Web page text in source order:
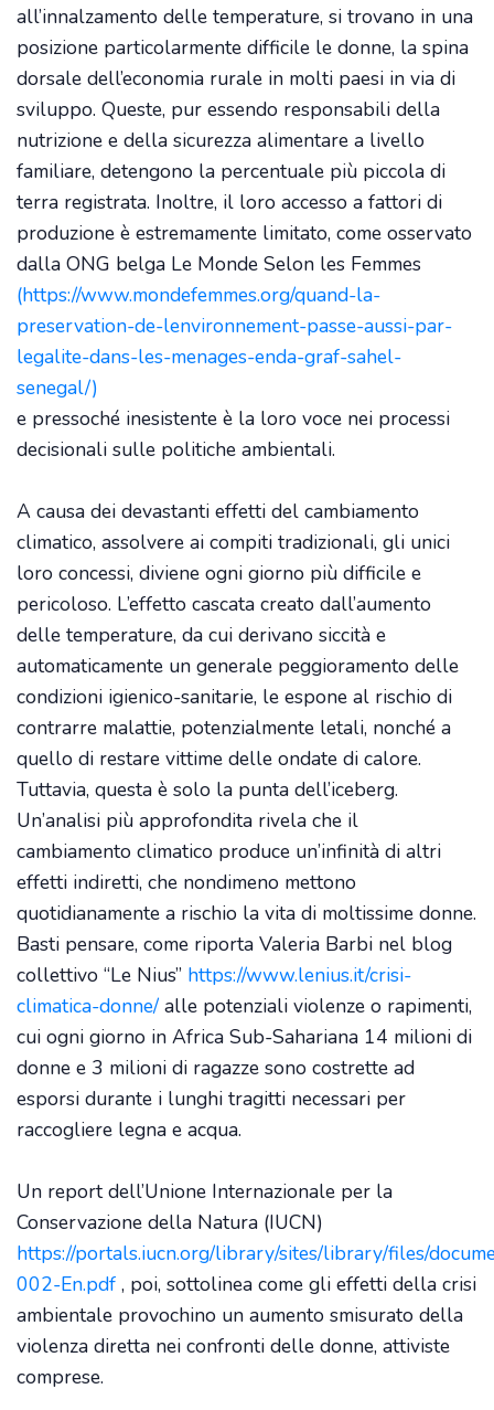
all’innalzamento delle temperature, si trovano in una
posizione particolarmente difficile le donne, la spina
dorsale dell’economia rurale in molti paesi in via di
sviluppo. Queste, pur essendo responsabili della
nutrizione e della sicurezza alimentare a livello
familiare, detengono la percentuale più piccola di
terra registrata. Inoltre, il loro accesso a fattori di
produzione è estremamente limitato, come osservato
dalla ONG belga Le Monde Selon les Femmes
(https://www.mondefemmes.org/quand-la-
preservation-de-lenvironnement-passe-aussi-par-
legalite-dans-les-menages-enda-graf-sahel-
senegal/)
e pressoché inesistente è la loro voce nei processi
decisionali sulle politiche ambientali.
A causa dei devastanti effetti del cambiamento
climatico, assolvere ai compiti tradizionali, gli unici
loro concessi, diviene ogni giorno più difficile e
pericoloso. L’effetto cascata creato dall’aumento
delle temperature, da cui derivano siccità e
automaticamente un generale peggioramento delle
condizioni igienico-sanitarie, le espone al rischio di
contrarre malattie, potenzialmente letali, nonché a
quello di restare vittime delle ondate di calore.
Tuttavia, questa è solo la punta dell’iceberg.
Un’analisi più approfondita rivela che il
cambiamento climatico produce un’infinità di altri
effetti indiretti, che nondimeno mettono
quotidianamente a rischio la vita di moltissime donne.
Basti pensare, come riporta Valeria Barbi nel blog
collettivo “Le Nius” https://www.lenius.it/crisi-
climatica-donne/ alle potenziali violenze o rapimenti,
cui ogni giorno in Africa Sub-Sahariana 14 milioni di
donne e 3 milioni di ragazze sono costrette ad
esporsi durante i lunghi tragitti necessari per
raccogliere legna e acqua.
Un report dell’Unione Internazionale per la
Conservazione della Natura (IUCN)
https://portals.iucn.org/library/sites/library/files/
002-En.pdf , poi, sottolinea come gli effetti della crisi
ambientale provochino un aumento smisurato della
violenza diretta nei confronti delle donne, attiviste
comprese.